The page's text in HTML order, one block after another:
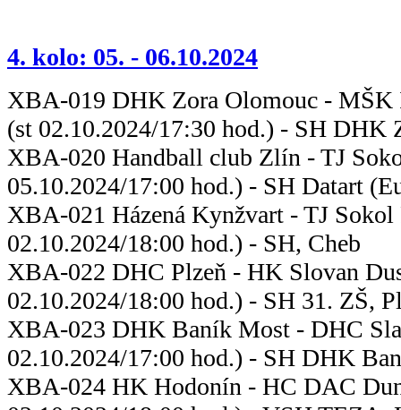
4. kolo: 05. - 06.10.2024
XBA-019 DHK Zora Olomouc -
(st 02.10.2024/17:30 hod.) - SH DHK
XBA-020 Handball club Zlín -
05.10.2024/17:00 hod.) - SH Datart
XBA-021 Házená Kynžvart -
02.10.2024/18:00 hod.) - SH, Cheb
XBA-022 DHC Plzeň - HK
02.10.2024/18:00 hod.) - SH 31. ZŠ,
XBA-023 DHK Baník Most -
02.10.2024/17:00 hod.) - SH DHK
XBA-024 HK Hodonín - HC DAC